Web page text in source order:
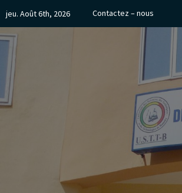
to
content
jeu. Août 6th, 2026 Contactez – nous